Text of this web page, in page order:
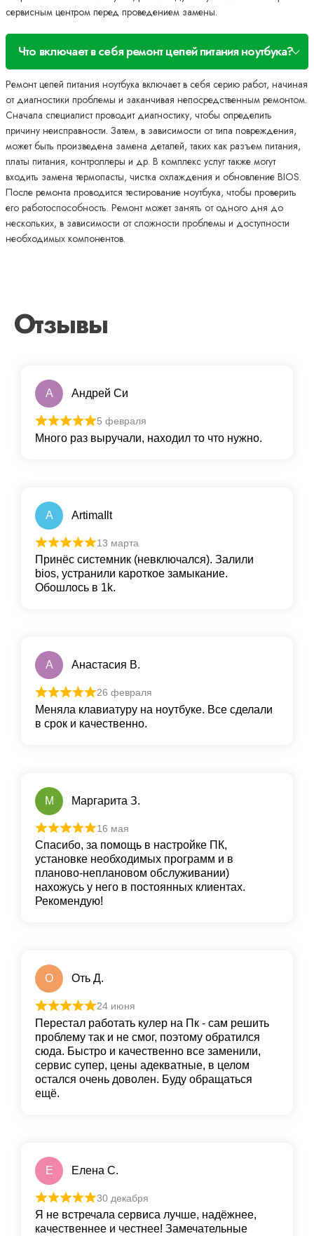
сервисным центром перед проведением замены.
Что включает в себя ремонт цепей питания ноутбука?
Ремонт цепей питания ноутбука включает в себя серию работ, начиная
от диагностики проблемы и заканчивая непосредственным ремонтом.
Сначала специалист проводит диагностику, чтобы определить
причину неисправности. Затем, в зависимости от типа повреждения,
может быть произведена замена деталей, таких как разъем питания,
платы питания, контроллеры и др. В комплекс услуг также могут
входить замена термопасты, чистка охлаждения и обновление BIOS.
После ремонта проводится тестирование ноутбука, чтобы проверить
его работоспособность. Ремонт может занять от одного дня до
нескольких, в зависимости от сложности проблемы и доступности
необходимых компонентов.
Отзывы
А Андрей Си
5 февраля
Много раз выручали, находил то что нужно.
A ArtimaIlt
13 марта
Принёс системник (невключался). Залили
bios, устранили кароткое замыкание.
Обошлось в 1k.
A Aнастасия В.
26 февраля
Меняла клавиатуру на ноутбуке. Все сделали
в срок и качественно.
М Маргарита З.
16 мая
Спасибо, за помощь в настройке ПК,
установке необходимых программ и в
планово-неплановом обслуживании)
нахожусь у него в постоянных клиентах.
Рекомендую!
О Оть Д.
24 июня
Перестал работать кулер на Пк - сам решить
проблему так и не смог, поэтому обратился
сюда. Быстро и качественно все заменили,
сервис супер, цены адекватные, в целом
остался очень доволен. Буду обращаться
ещё.
Е Елена С.
30 декабря
Я не встречала сервиса лучше, надёжнее,
качественнее и честнее! Замечательные